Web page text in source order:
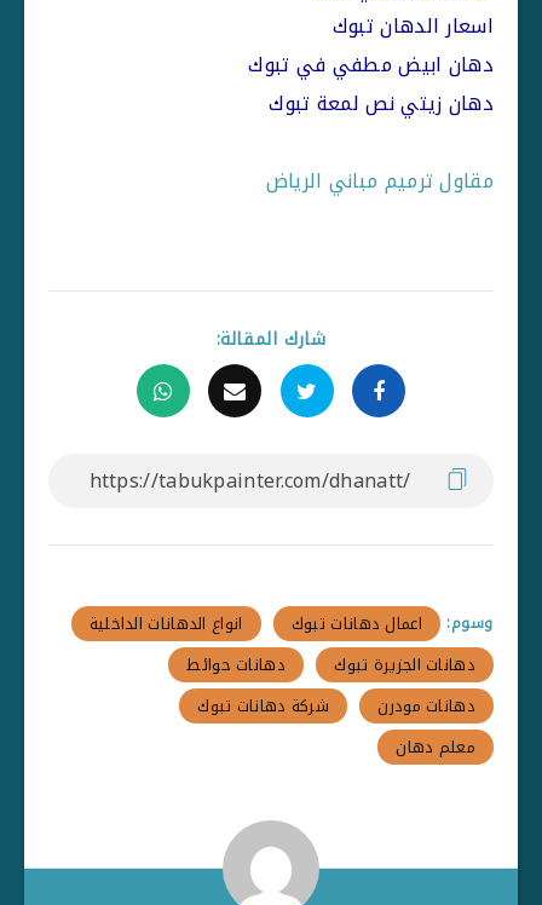
اسعار الدهان تبوك
دهان ابيض مطفي في تبوك
دهان زيتي نص لمعة تبوك
مقاول ترميم مباني الرياض
شارك المقالة:
وسوم: اعمال دهانات تبوك
انواع الدهانات الداخلية
دهانات الجزيرة تبوك
دهانات حوائط
دهانات مودرن
شركة دهانات تبوك
معلم دهان